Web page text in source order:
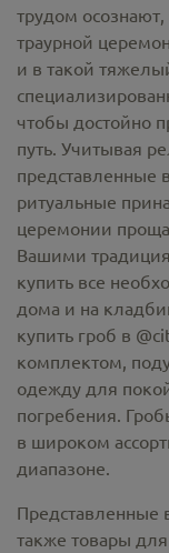
трудом
траурной
и в такой
чтобы достойно
путь. Учитывая
представленные
ритуальные
церемонии
Вашими
купить все
дома и на
купить гроб в
комплектом,
одежду для
погребения.
в широком
диапазоне.
Представленные
также товары